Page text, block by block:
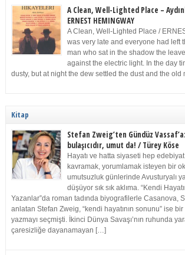
A Clean, Well-Lighted Place –
ERNEST HEMINGWAY
A Clean, Well-Lighted Place /
was very late and everyone had left
man who sat in the shadow the
against the electric light. In the day
dusty, but at night the dew settled the dust and the old
Kitap
Stefan Zweig’ten Gündüz
bulaşıcıdır, umut da! / Türey Köse
Hayatı ve hatta siyaseti hep edebiyat
kavramak, yorumlamak isteyen bir
umutsuzluk günlerinde Avusturyalı
düşüyor sık sık aklıma. “Kendi
Yazanlar”da roman tadında biyografilerle Casanova,
anlatan Stefan Zweig, “kendi hayatının sonunu” ise
yazmayı seçmişti. İkinci Dünya Savaşı’nın ruhunda
çaresizliğe dayanamayan […]